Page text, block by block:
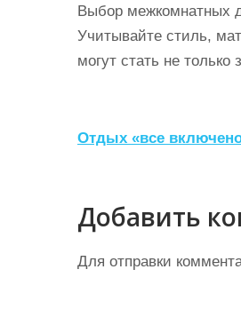
Выбор межкомнатных
Учитывайте стиль,
могут стать не
Н
в
и
г
Отдых «все
Добавить
Для отправки